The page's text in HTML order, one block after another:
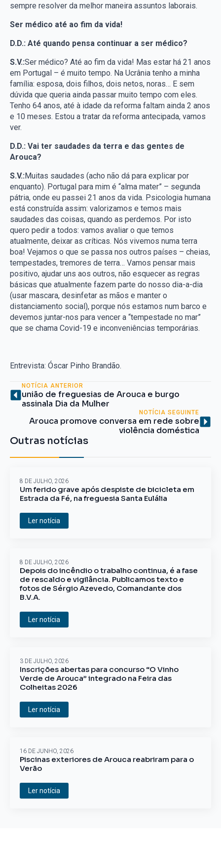
sempre resolver da melhor maneira assuntos laborais.
Ser médico até ao fim da vida!
D.D.: Até quando pensa continuar a ser médico?
S.V.:Ser médico? Até ao fim da vida! Mas estar há 21 anos
em Portugal – é muito tempo. Na Ucrânia tenho a minha
família: esposa, dois filhos, dois netos, noras… E sem
dúvida que queria ainda passar muito tempo com eles.
Tenho 64 anos, até à idade da reforma faltam ainda 2 anos
e 10 meses. Estou a tratar da reforma antecipada, vamos
ver.
D.D.: Vai ter saudades da terra e das gentes de
Arouca?
S.V.:Muitas saudades (acho não dá para explicar por
enquanto). Portugal para mim é “alma mater” – segunda
pátria, onde eu passei 21 anos da vida. Psicologia humana
está construída assim: valorizamos e temos mais
saudades das coisas, quando as perdemos. Por isto
quero pedir a todos: vamos avaliar o que temos
atualmente, deixar as críticas. Nós vivemos numa terra
boa! Vejamos o que se passa nos outros países – cheias,
tempestades, tremores de terra… Vamos pensar mais
positivo, ajudar uns aos outros, não esquecer as regras
básicas que atualmente fazem parte do nosso dia-a-dia
(usar mascara, desinfetar as mãos e manter o
distanciamento social), porque nós estamos num barco e
devemos juntar-nos para vencer a “tempestade no mar”
que se chama Covid-19 e inconveniências temporárias.
Entrevista: Óscar Pinho Brandão.
NOTÍCIA ANTERIOR
união de freguesias de Arouca e burgo
assinala Dia da Mulher
NOTÍCIA SEGUINTE
Arouca promove conversa em rede sobre
violência doméstica
Outras notícias
Um ferido grave após despiste de bicicleta em
Estrada da Fé, na freguesia Santa Eulália
8 DE JULHO, 2026
Ler notícia
Depois do incêndio o trabalho continua, é a fase
de rescaldo e vigilância. Publicamos texto e
fotos de Sérgio Azevedo, Comandante dos
B.V.A.
8 DE JULHO, 2026
Ler notícia
Inscrições abertas para concurso “O Vinho
Verde de Arouca” integrado na Feira das
Colheitas 2026
3 DE JULHO, 2026
Ler notícia
Piscinas exteriores de Arouca reabriram para o
Verão
16 DE JUNHO, 2026
Ler notícia